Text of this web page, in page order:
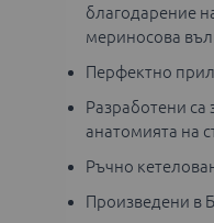
благодарение
мериносова
Перфектно
Разработени са
анатомията на
Ръчно
Произведени в